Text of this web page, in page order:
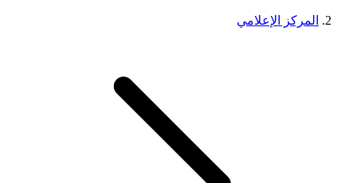
المركز الإعلامي